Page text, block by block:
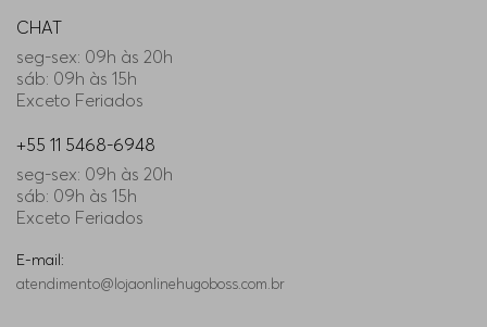
CHAT
seg-sex: 09h às 20h
sáb: 09h às 15h
Exceto Feriados
+55 11 5468-6948
seg-sex: 09h às 20h
sáb: 09h às 15h
Exceto Feriados
E-mail:
atendimento@lojaonlinehugoboss.com.br